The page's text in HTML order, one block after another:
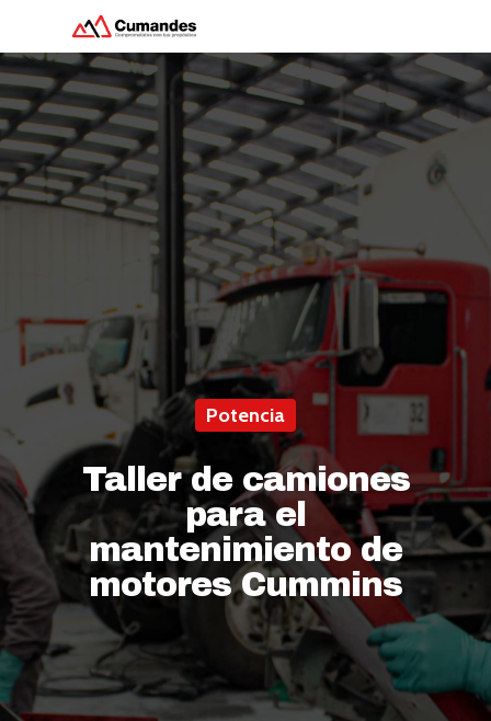
Hit enter to search or ESC to close
Potencia
Taller de camiones
para el
mantenimiento de
motores Cummins